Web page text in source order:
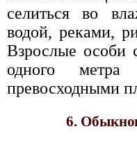
селиться во
водой, реками,
Взрослые особи
одного метра
превосходными
6.